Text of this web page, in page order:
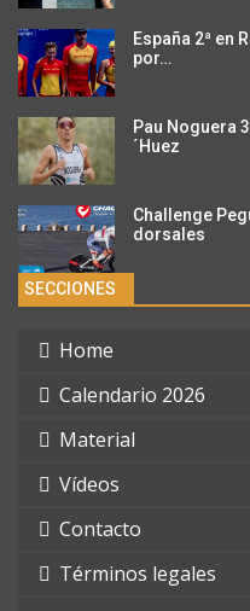
España 2ª en
por…
Pau Noguera
´Huez
Challenge
dorsales
SECCIONES
Home
Calendario 2026
Material
Vídeos
Contacto
Términos legales